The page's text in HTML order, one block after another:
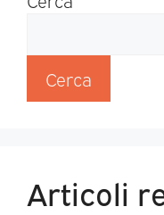
Cerca
Articoli